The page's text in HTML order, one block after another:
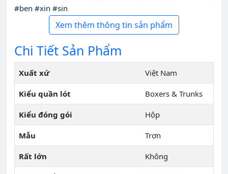
#ben #xin #sin
Xem thêm thông tin sản phẩm
Chi Tiết Sản Phẩm
Xuất xứ Việt Nam
Kiểu quần lót Boxers & Trunks
Kiểu đóng gói Hộp
Mẫu Trơn
Rất lớn Không